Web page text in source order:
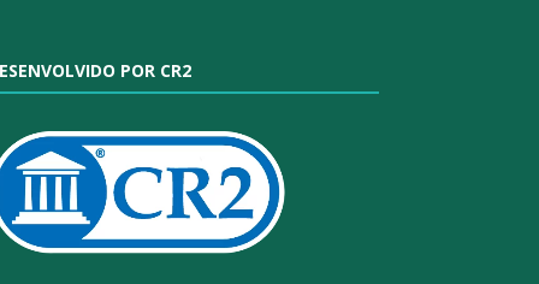
POR CR2